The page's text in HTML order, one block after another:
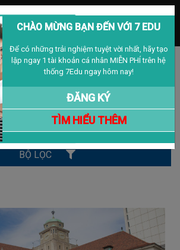
VIỆT NAM
Tìm Kiếm
BỘ LỌC
CHÀO MỪNG BẠN ĐẾN VỚI 7 EDU
Để có những trải nghiệm tuyệt vời nhất, hãy tạo
lập ngay 1 tài khoản cá nhân MIỄN PHÍ trên hệ
thống 7Edu ngay hôm nay!
ĐĂNG KÝ
TÌM HIỂU THÊM